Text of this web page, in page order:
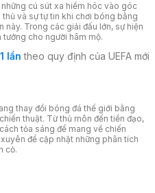
cú sút xa hiểm hóc vào góc
và sự tự tin khi chơi bóng bằng
này. Trong các giải đấu lớn, sự hiện
cho người hâm mộ.
lần theo quy định của UEFA mới
thay đổi bóng đá thế giới bằng
thuật. Từ thủ môn đến tiền đạo,
tỏa sáng để mang về chiến
để cập nhật những phân tích
cỏ.